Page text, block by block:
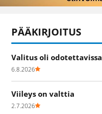
PÄÄKIRJOITUS
Valitus oli odotettavissa
6.8.2026
Viileys on valttia
2.7.2026